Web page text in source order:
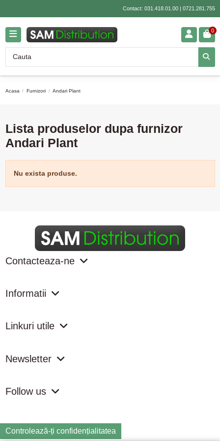
Contact: 031.418.01.00| 0721.281.755
0
Acasa Furnizori Andari Plant
Lista produselor dupa furnizor
Andari Plant
Nu exista produse.
Contacteaza-ne
Informatii
Linkuri utile
Newsletter
Follow us
Controlează-ți confidențialitatea